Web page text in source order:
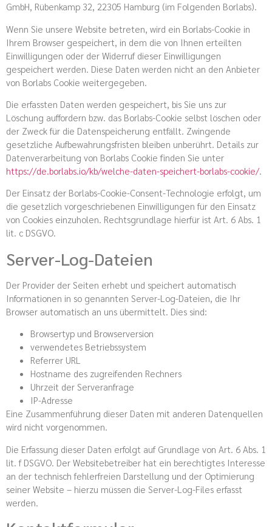
GmbH, Rübenkamp 32, 22305 Hamburg (im Folgenden Borlabs).
Wenn Sie unsere Website betreten, wird ein Borlabs-Cookie in
Ihrem Browser gespeichert, in dem die von Ihnen erteilten
Einwilligungen oder der Widerruf dieser Einwilligungen
gespeichert werden. Diese Daten werden nicht an den Anbieter
von Borlabs Cookie weitergegeben.
Die erfassten Daten werden gespeichert, bis Sie uns zur
Löschung auffordern bzw. das Borlabs-Cookie selbst löschen oder
der Zweck für die Datenspeicherung entfällt. Zwingende
gesetzliche Aufbewahrungsfristen bleiben unberührt. Details zur
Datenverarbeitung von Borlabs Cookie finden Sie unter
https://de.borlabs.io/kb/welche-daten-speichert-borlabs-cookie/.
Der Einsatz der Borlabs-Cookie-Consent-Technologie erfolgt, um
die gesetzlich vorgeschriebenen Einwilligungen für den Einsatz
von Cookies einzuholen. Rechtsgrundlage hierfür ist Art. 6 Abs. 1
lit. c DSGVO.
Server-Log-Dateien
Der Provider der Seiten erhebt und speichert automatisch
Informationen in so genannten Server-Log-Dateien, die Ihr
Browser automatisch an uns übermittelt. Dies sind:
Browsertyp und Browserversion
verwendetes Betriebssystem
Referrer URL
Hostname des zugreifenden Rechners
Uhrzeit der Serveranfrage
IP-Adresse
Eine Zusammenführung dieser Daten mit anderen Datenquellen
wird nicht vorgenommen.
Die Erfassung dieser Daten erfolgt auf Grundlage von Art. 6 Abs. 1
lit. f DSGVO. Der Websitebetreiber hat ein berechtigtes Interesse
an der technisch fehlerfreien Darstellung und der Optimierung
seiner Website – hierzu müssen die Server-Log-Files erfasst
werden.